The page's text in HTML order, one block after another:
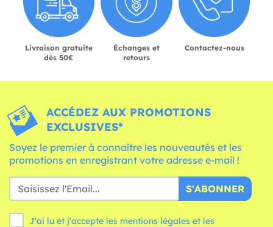
Livraison gratuite
dès 50€
Échanges et
retours
Contactez-nous
ACCÉDEZ AUX PROMOTIONS
EXCLUSIVES*
Soyez le premier à connaître les nouveautés et les
promotions en enregistrant votre adresse e-mail !
S'ABONNER
J'ai lu et j'accepte les mentions légales et les